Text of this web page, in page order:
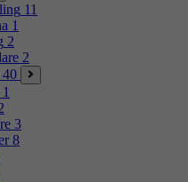
11
1
2
2
40
1
3
8